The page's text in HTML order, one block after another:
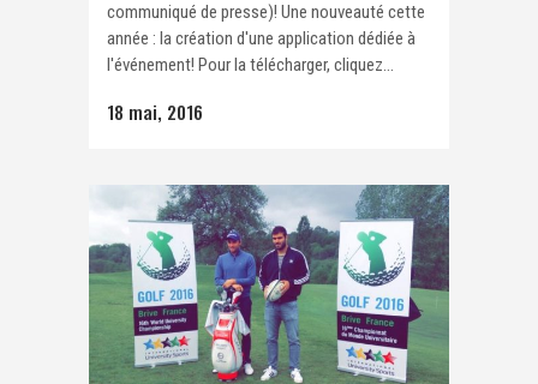
communiqué de presse)! Une nouveauté cette
année : la création d'une application dédiée à
l'événement! Pour la télécharger, cliquez...
18 mai, 2016